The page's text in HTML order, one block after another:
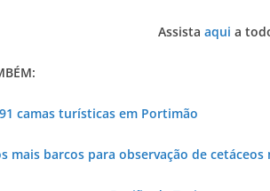
Assista aqui a
camas turísticas em Portimão
mais barcos para observação de cetáceos